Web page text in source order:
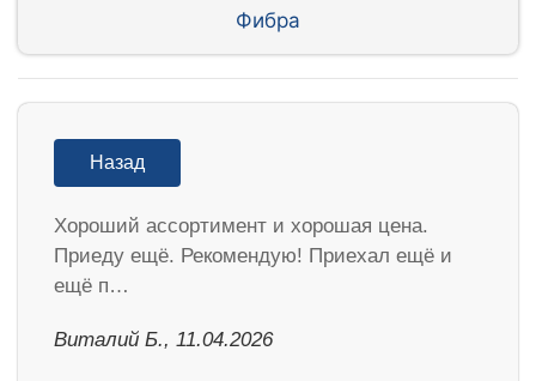
Фибра
Назад
Хороший ассортимент и хорошая цена.
Приеду ещё. Рекомендую! Приехал ещё и
ещё п…
Виталий Б., 11.04.2026